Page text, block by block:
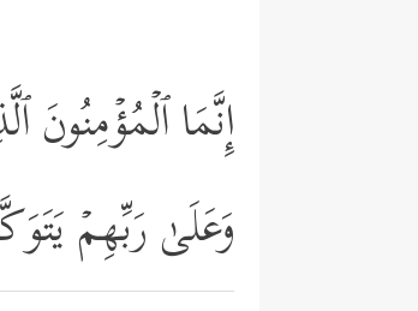
إِنَّمَا ٱلۡمُؤۡمِنُونَ
وَعَلَىٰ رَبِّهِمۡ